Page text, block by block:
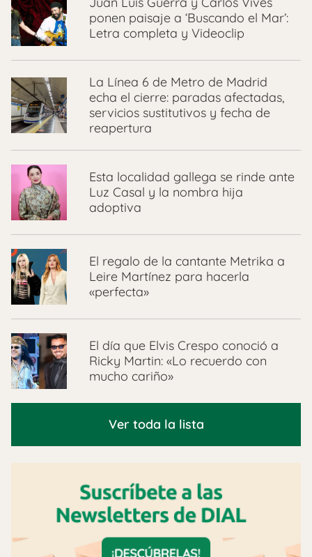
ponen paisaje a ‘Buscando el Mar’:
Letra completa y Videoclip
La Línea 6 de Metro de Madrid
echa el cierre: paradas afectadas,
servicios sustitutivos y fecha de
reapertura
Esta localidad gallega se rinde ante
Luz Casal y la nombra hija
adoptiva
El regalo de la cantante Metrika a
Leire Martínez para hacerla
«perfecta»
El día que Elvis Crespo conoció a
Ricky Martin: «Lo recuerdo con
mucho cariño»
Ver toda la lista